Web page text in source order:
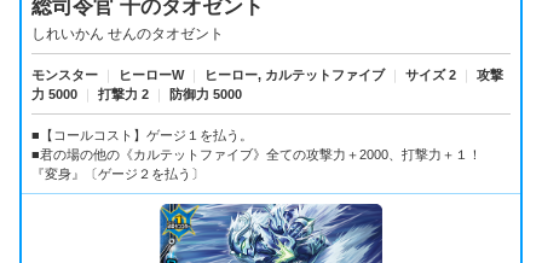
総司令官 千のタオゼント
しれいかん せんのタオゼント
モンスター ｜ ヒーローW ｜ ヒーロー, カルテットファイブ ｜ サイズ 2 ｜
攻撃
力 5000
｜ 打撃力 2 ｜ 防御力 5000
■【コールコスト】ゲージ１を払う。
■君の場の他の《カルテットファイブ》全ての攻撃力＋2000、打撃力＋１！
『変身』〔ゲージ２を払う〕